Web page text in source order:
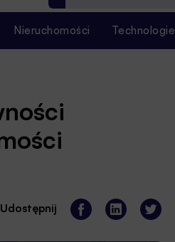
Nieruchomości Technologie
Udostępnij